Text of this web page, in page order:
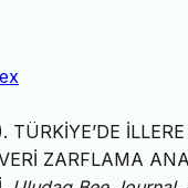
TÜRKİYE’DE
ZARFLAMA